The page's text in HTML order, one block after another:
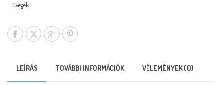
üvegek
LEÍRÁS TOVÁBBI INFORMÁCIÓK VÉLEMÉNYEK (0)